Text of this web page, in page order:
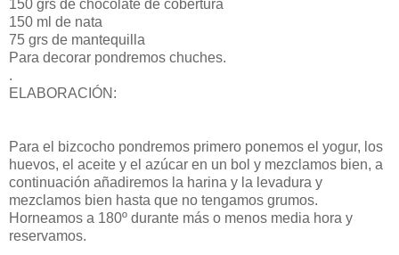
150 grs de chocolate de cobertura
150 ml de nata
75 grs de mantequilla
Para decorar pondremos chuches.
.
ELABORACIÓN:
Para el bizcocho pondremos primero ponemos el yogur, los
huevos, el aceite y el azúcar en un bol y mezclamos bien, a
continuación añadiremos la harina y la levadura y
mezclamos bien hasta que no tengamos grumos.
Horneamos a 180º durante más o menos media hora y
reservamos.